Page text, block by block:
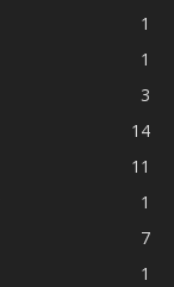
1
1
3
14
11
1
7
1